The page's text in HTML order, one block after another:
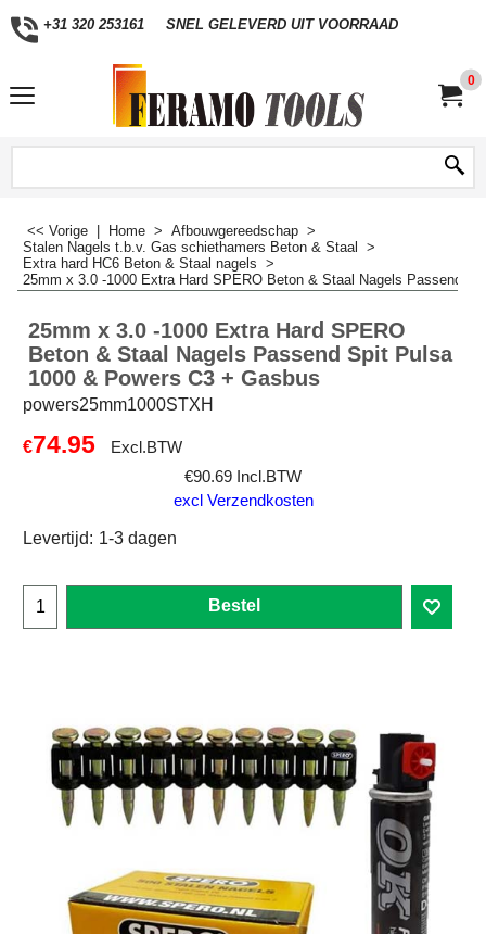
+31 320 253161 SNEL GELEVERD UIT VOORRAAD
0
<< Vorige Home > Afbouwgereedschap >
Stalen Nagels t.b.v. Gas schiethamers Beton & Staal
>
Extra hard HC6 Beton & Staal nagels >
25mm x 3.0 -1000 Extra Hard SPERO Beton & Staal Nagels Passend
25mm x 3.0 -1000 Extra Hard SPERO
Beton & Staal Nagels Passend Spit Pulsa
1000 & Powers C3 + Gasbus
powers25mm1000STXH
€74.95
Excl.BTW
€90.69 Incl.BTW
excl Verzendkosten
Levertijd: 1-3 dagen
Bestel